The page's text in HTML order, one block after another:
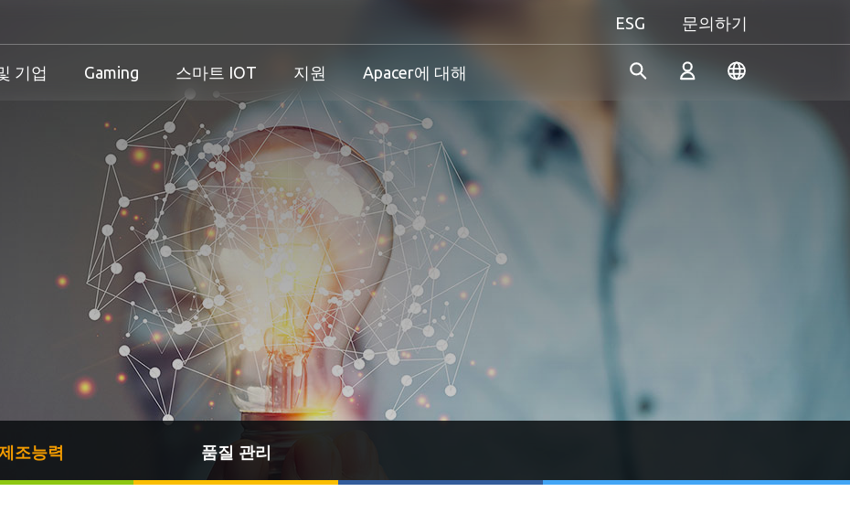
ESG 문의하기
산업 개요
산업 개요
산업 솔루션
Apacer은 수년간의 R&D 경험
을 바탕으로 산업용 애플리케
이션의 다양한 요구 사항을 충
족하기 위해 지속적으로 혁신
적인 SSD 및 DRAM 솔루션을
개발하고 있습니다.
기업
개인 및 기업 개요
개인 및 기업 개요
개인 및 비즈니스
Apacer는 신뢰할 수 있는 혁신
적인 제품과 서비스 개발에 전
념하고 있으며, 높은 성능, 높
은 안정성, 높은 가치의 메모리
모듈과 스토리지 장치를 제공
하여 소비자가 일상 생활에서
디지털 데이터를 쉽게 기록, 저
장, 공유할 수 있도록 지원합니
Gaming
Gaming 개요
Gaming 개요
Gaming 개요
성능을 극대화하든, 개성을 중
시하든, Apacer는 게이밍 경험
을 한 차원 높여줄 모든 것을
갖추고 있습니다.
진정한 게이머의 본능을 마음
껏 펼쳐보세요!
스마트 IOT 지원
비즈니스 솔루션
산업 솔루션
보증
다운로드
PCN & EOL 정책
Apacer에 대해
조능력 품질 관리